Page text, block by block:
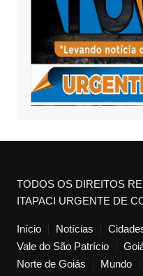
TODOS OS DIREITOS
ITAPACI URGENTE DE
Início Notícias
Vale do São Patrício
Norte de Goiás
Mundo